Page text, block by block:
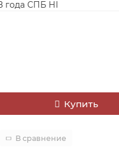
Купить
В сравнение